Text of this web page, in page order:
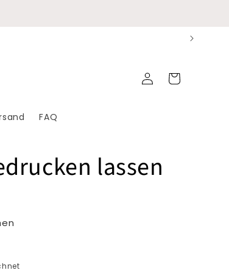
FAQ
EinloggenWarenkorb
lassen